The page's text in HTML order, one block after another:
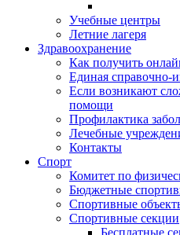
Учебные центры
Летние лагеря
Здравоохранение
Как получить
Единая справочно-
Если возникают
помощи
Профилактика
Лечебные
Контакты
Спорт
Комитет по
Бюджетные
Спортивные
Спортивные секции